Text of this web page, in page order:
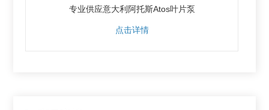
专业供应意大利阿托斯Atos叶片泵
点击详情